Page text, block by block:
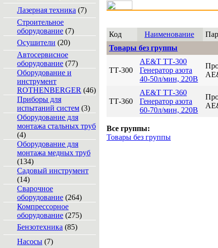
Лазерная техника (7)
Строительное
оборудование (7)
Осушители (20)
Автосервисное
оборудование (77)
Оборудование и
инструмент
ROTHENBERGER (46)
Приборы для
испытаний систем (3)
Оборудование для
монтажа стальных труб
(4)
Оборудование для
монтажа медных труб
(134)
Садовый инструмент
(14)
Сварочное
оборудование (264)
Компрессорное
оборудование (275)
Бензотехника (85)
Насосы (7)
Код Наименование
Товары без группы
ТТ-300
AE&T ТТ-300
Генератор азота
40-50л/мин, 220В
ТТ-360
AE&T ТТ-360
Генератор азота
60-70л/мин, 220В
Все группы:
Товары без группы